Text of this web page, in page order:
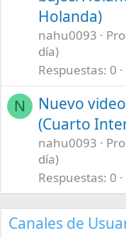
Holanda)
nahu0093
día)
Respuestas 0
N
Nuevo
(Cuarto
nahu0093
día)
Respuestas 0
Canales de